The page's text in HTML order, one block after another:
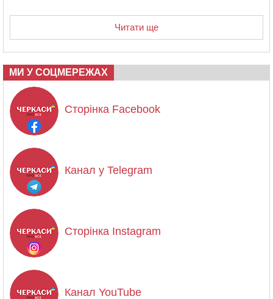
Читати ще
МИ У СОЦМЕРЕЖАХ
Сторінка Facebook
Канал у Telegram
Сторінка Instagram
Канал YouTube